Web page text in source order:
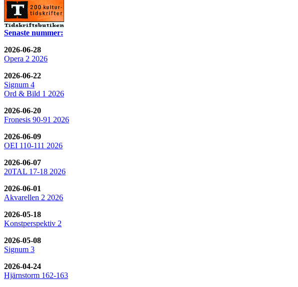
Senaste nummer:
2026-06-28
Opera 2 2026
2026-06-22
Signum 4
Ord & Bild 1 2026
2026-06-20
Fronesis 90-91 2026
2026-06-09
OEI 110-111 2026
2026-06-07
20TAL 17-18 2026
2026-06-01
Akvarellen 2 2026
2026-05-18
Konstperspektiv 2
2026-05-08
Signum 3
2026-04-24
Hjärnstorm 162-163